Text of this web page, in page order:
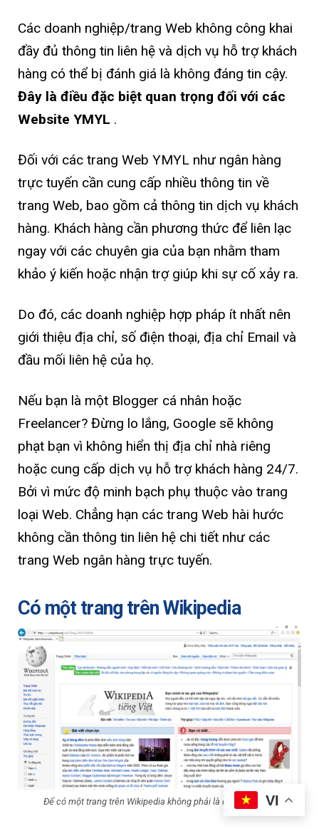
Các doanh nghiệp/trang Web không công khai
đầy đủ thông tin liên hệ và dịch vụ hỗ trợ khách
hàng có thể bị đánh giá là không đáng tin cậy.
Đây là điều đặc biệt quan trọng đối với các
Website YMYL .
Đối với các trang Web YMYL như ngân hàng
trực tuyến cần cung cấp nhiều thông tin về
trang Web, bao gồm cả thông tin dịch vụ khách
hàng. Khách hàng cần phương thức để liên lạc
ngay với các chuyên gia của bạn nhằm tham
khảo ý kiến hoặc nhận trợ giúp khi sự cố xảy ra.
Do đó, các doanh nghiệp hợp pháp ít nhất nên
giới thiệu địa chỉ, số điện thoại, địa chỉ Email và
đầu mối liên hệ của họ.
Nếu bạn là một Blogger cá nhân hoặc
Freelancer? Đừng lo lắng, Google sẽ không
phạt bạn vì không hiển thị địa chỉ nhà riêng
hoặc cung cấp dịch vụ hỗ trợ khách hàng 24/7.
Bởi vì mức độ minh bạch ​​phụ thuộc vào trang
loại Web. Chẳng hạn các trang Web hài hước
không cần thông tin liên hệ chi tiết như các
trang Web ngân hàng trực tuyến.
Có một trang trên Wikipedia
Để có một trang trên Wikipedia không phải là điều dễ dàng.
VI